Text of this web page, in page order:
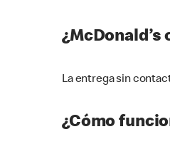
La entrega sin
¿Cómo